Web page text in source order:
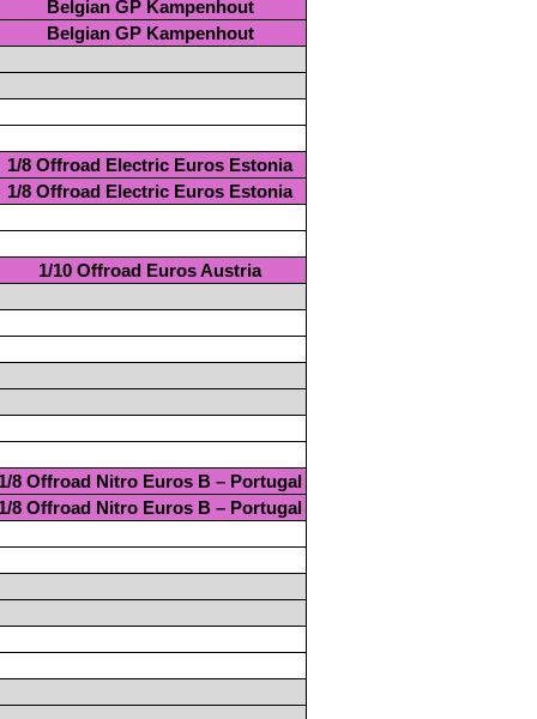
Belgian GP Kampenhout
Belgian GP Kampenhout
1/8 Offroad Electric Euros Estonia
1/8 Offroad Electric Euros Estonia
1/10 Offroad Euros Austria
8 Offroad Nitro Euros B – Portugal
8 Offroad Nitro Euros B – Portugal